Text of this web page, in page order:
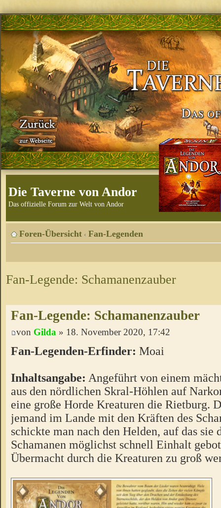
Die Taverne von Andor
Das offizielle Forum zur Welt von Andor
Foren-Übersicht ‹ Fan-Legenden
Fan-Legende: Schamanenzauber
Fan-Legende: Schamanenzauber
von Gilda » 18. November 2020, 17:42
Fan-Legenden-Erfinder: Moai
Inhaltsangabe: Angeführt von einem
aus den nördlichen Skral-Höhlen auf
eine große Horde Kreaturen die Rietburg.
jemand im Lande mit den Kräften des
schickte man nach den Helden, auf das sie
Schamanen möglichst schnell Einhalt
Übermacht durch die Kreaturen zu groß